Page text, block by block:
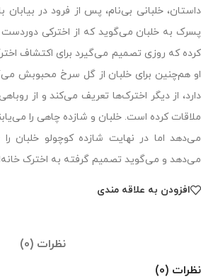
داستان، خلبانی بی‌نام، پس از فرود در
پسرک به خلبان می‌گوید که از اخترکی دوردست
کرده که روزی تصمیم می‌گیرد برای اکتشاف
او هم‌چنین برای خلبان از گل سرخ محبوبش
دارد، از دیگر اخترک‌ها تعریف می‌کند و از
ملاقات کرده است. خلبان و شازده چاهی را
می‌دهد اما در نهایت شازده کوچولو خلبان
می‌دهد و می‌گوید تصمیم گرفته به اخترک
افزودن به علاقه مندی
نظرات (0)
نظرات (0)